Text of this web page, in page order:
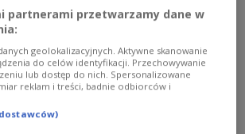
przez wandali. To
kaplicach Dróżek Kalwaryjskich
napisy. Duchowni mówią wprost
wartości i dziedzictwo.
POLSKA
partnerami przetwarzamy dane w
geolokalizacyjnych. Aktywne skanowanie
do celów identyfikacji. Przechowywanie
lub dostęp do nich. Spersonalizowane
reklam i treści, badnie odbiorców i